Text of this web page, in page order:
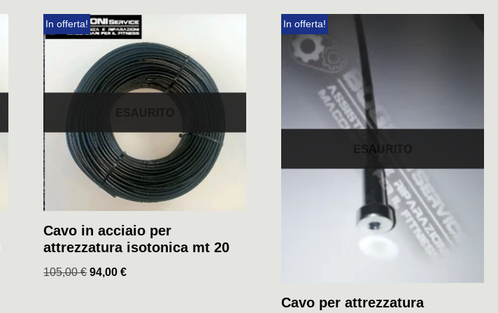
In offerta!
Cavo in acciaio per
attrezzatura isotonica mt 20
105,00€ 94,00€
ESAURITO
In offerta!
Cavo per attrezzatura